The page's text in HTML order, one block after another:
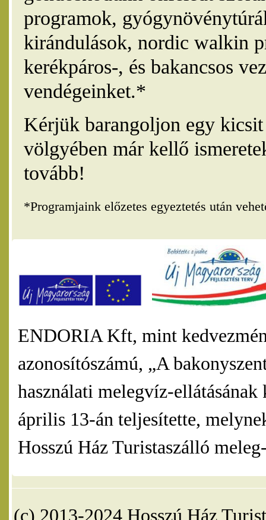
programok,
kirándulások, nordic walkin
kerékpáros-, és bakancsos
vendégeinket.*
Kérjük barangoljon egy
völgyében már kellő
tovább!
*Programjaink előzetes egyeztetés után
ENDORIA Kft, mint
azonosítószámú, „A
használati melegvíz-
április 13-án teljesítette,
Hosszú Ház Turistaszálló
(c) 2013-2024 Hosszú Ház